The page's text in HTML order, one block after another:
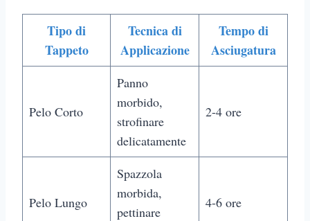
Tipo di
Tappeto
Tecnica di
Applicazione
Tempo di
Asciugatura
Pelo Corto
Panno
morbido,
strofinare
delicatamente
2-4 ore
Pelo Lungo
Spazzola
morbida,
pettinare
4-6 ore